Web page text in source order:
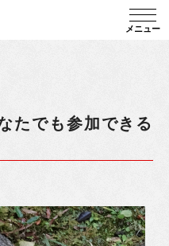
メニュー
たでも参加できる